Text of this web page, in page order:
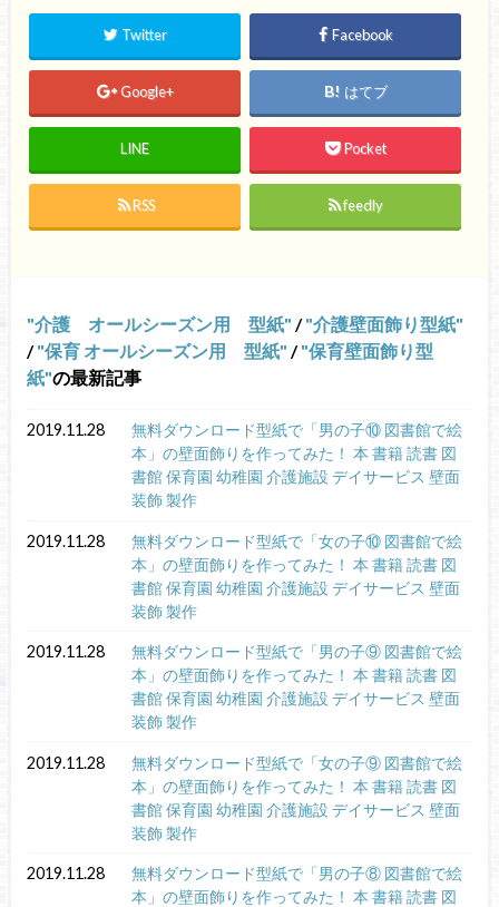
Twitter Facebook
Google+ はてブ
LINE Pocket
RSS feedly
介護 オールシーズン用 型紙 / 介護壁面飾り型紙
/ 保育 オールシーズン用 型紙 / 保育壁面飾り型
紙 の最新記事
2019.11.28
無料ダウンロード型紙で「男の子⑩ 図書館で絵
本」の壁面飾りを作ってみた！ 本 書籍 読書 図
書館 保育園 幼稚園 介護施設 デイサービス 壁面
装飾 製作
2019.11.28
無料ダウンロード型紙で「女の子⑩ 図書館で絵
本」の壁面飾りを作ってみた！ 本 書籍 読書 図
書館 保育園 幼稚園 介護施設 デイサービス 壁面
装飾 製作
2019.11.28
無料ダウンロード型紙で「男の子⑨ 図書館で絵
本」の壁面飾りを作ってみた！ 本 書籍 読書 図
書館 保育園 幼稚園 介護施設 デイサービス 壁面
装飾 製作
2019.11.28
無料ダウンロード型紙で「女の子⑨ 図書館で絵
本」の壁面飾りを作ってみた！ 本 書籍 読書 図
書館 保育園 幼稚園 介護施設 デイサービス 壁面
装飾 製作
2019.11.28
無料ダウンロード型紙で「男の子⑧ 図書館で絵
本」の壁面飾りを作ってみた！ 本 書籍 読書 図